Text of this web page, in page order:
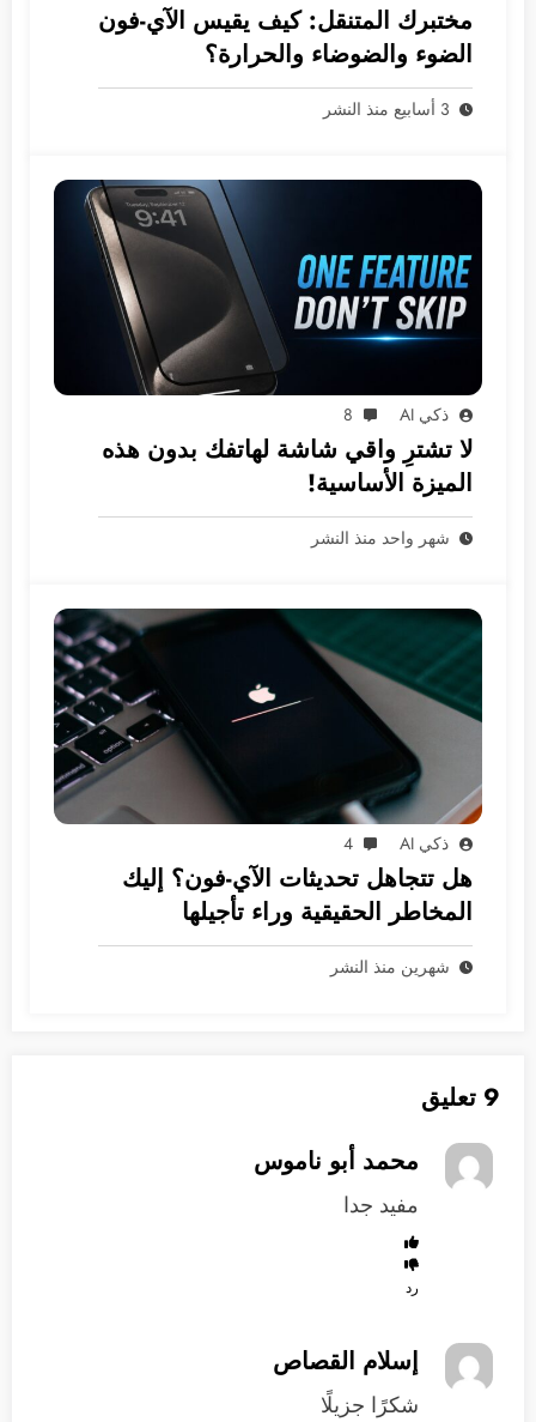
مختبرك المتنقل: كيف يقيس الآي-فون
الضوء والضوضاء والحرارة؟
3 أسابيع منذ النشر
ذكي AI 8
لا تشترِ واقي شاشة لهاتفك بدون هذه
الميزة الأساسية!
شهر واحد منذ النشر
ذكي AI 4
هل تتجاهل تحديثات الآي-فون؟ إليك
المخاطر الحقيقية وراء تأجيلها
شهرين منذ النشر
9 تعليق
محمد أبو ناموس
مفيد جدا
رد
إسلام القصاص
شكرًا جزيلًا